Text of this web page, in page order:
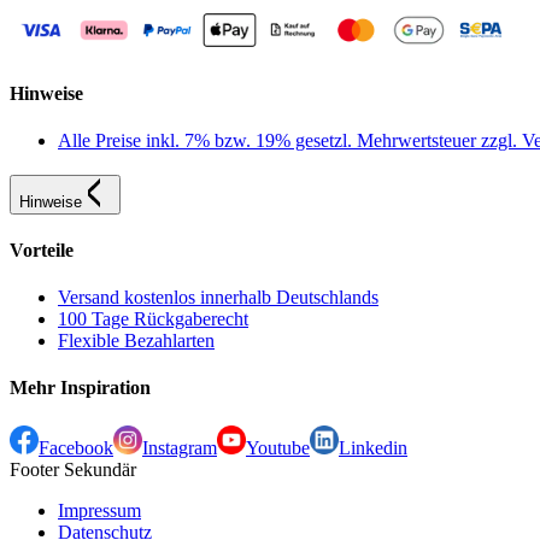
Hinweise
Alle Preise inkl. 7% bzw. 19% gesetzl. Mehrwertsteuer zzgl.
Hinweise
Vorteile
Versand kostenlos innerhalb Deutschlands
100 Tage Rückgaberecht
Flexible Bezahlarten
Mehr Inspiration
Facebook Instagram Youtube
Linkedin
Footer Sekundär
Impressum
Datenschutz